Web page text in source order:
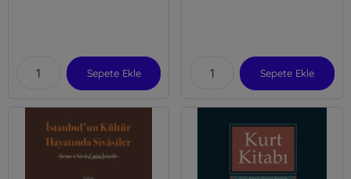
Sepete Ekle Sepete Ekle